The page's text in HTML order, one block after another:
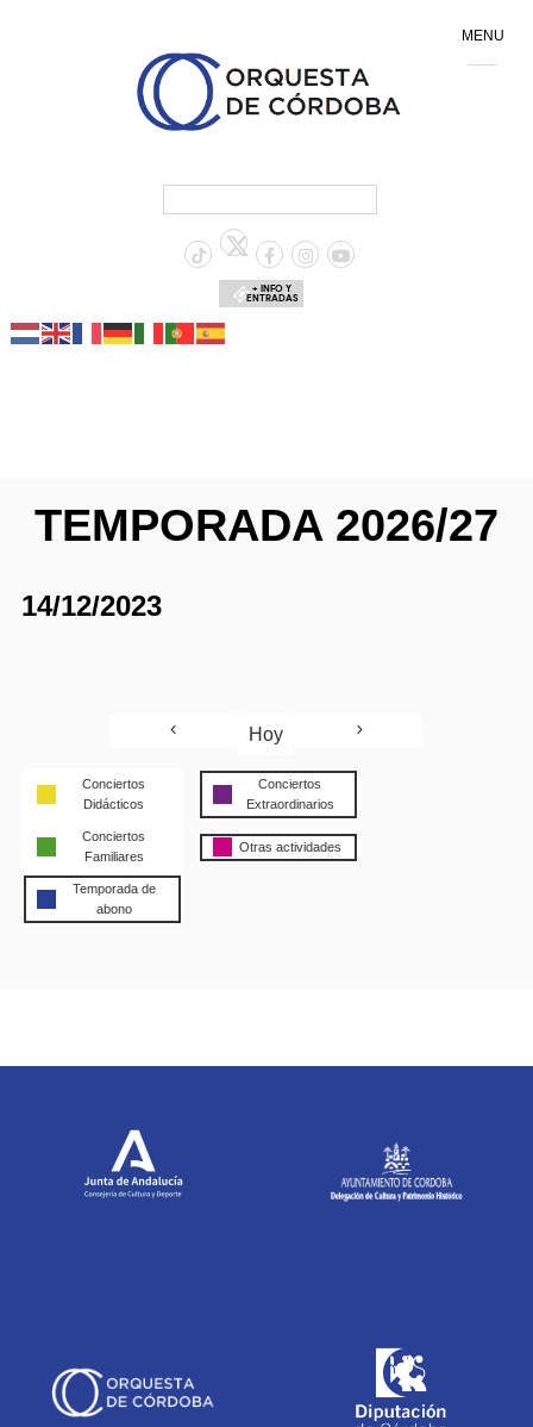
+ INFO Y
ENTRADAS
TEMPORADA 2026/27
14/12/2023
Hoy
Conciertos
Didácticos
Conciertos
Extraordinarios
Conciertos
Familiares
Otras actividades
Temporada de
abono
MENU